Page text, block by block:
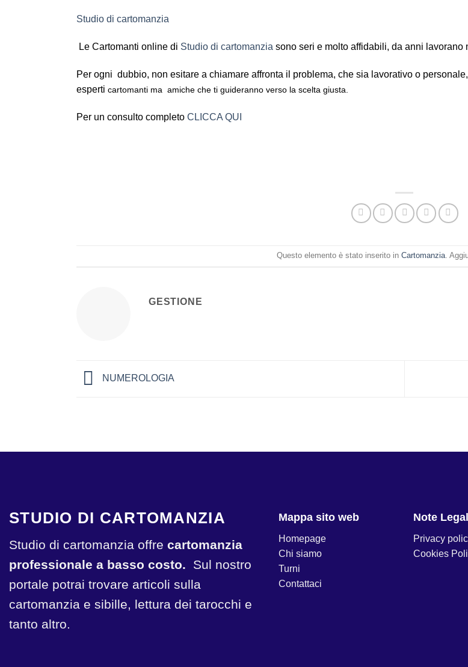
Studio di cartomanzia
Le Cartomanti online di Studio di cartomanzia sono seri e molto affidabili, da anni
Per ogni dubbio, non esitare a chiamare affronta il problema, che sia lavorativo o
esperti cartomanti ma amiche che ti guideranno verso la scelta giusta.
Per un consulto completo CLICCA QUI
Questo elemento è stato inserito in Cartomanzia.
GESTIONE
NUMEROLOGIA
STUDIO DI CARTOMANZIA
Studio di cartomanzia offre cartomanzia
professionale a basso costo.
Sul nostro
portale potrai trovare articoli sulla
cartomanzia e sibille, lettura dei tarocchi e
tanto altro.
Mappa sito web
Homepage
Chi siamo
Turni
Contattaci
Note
Privacy
Cookies